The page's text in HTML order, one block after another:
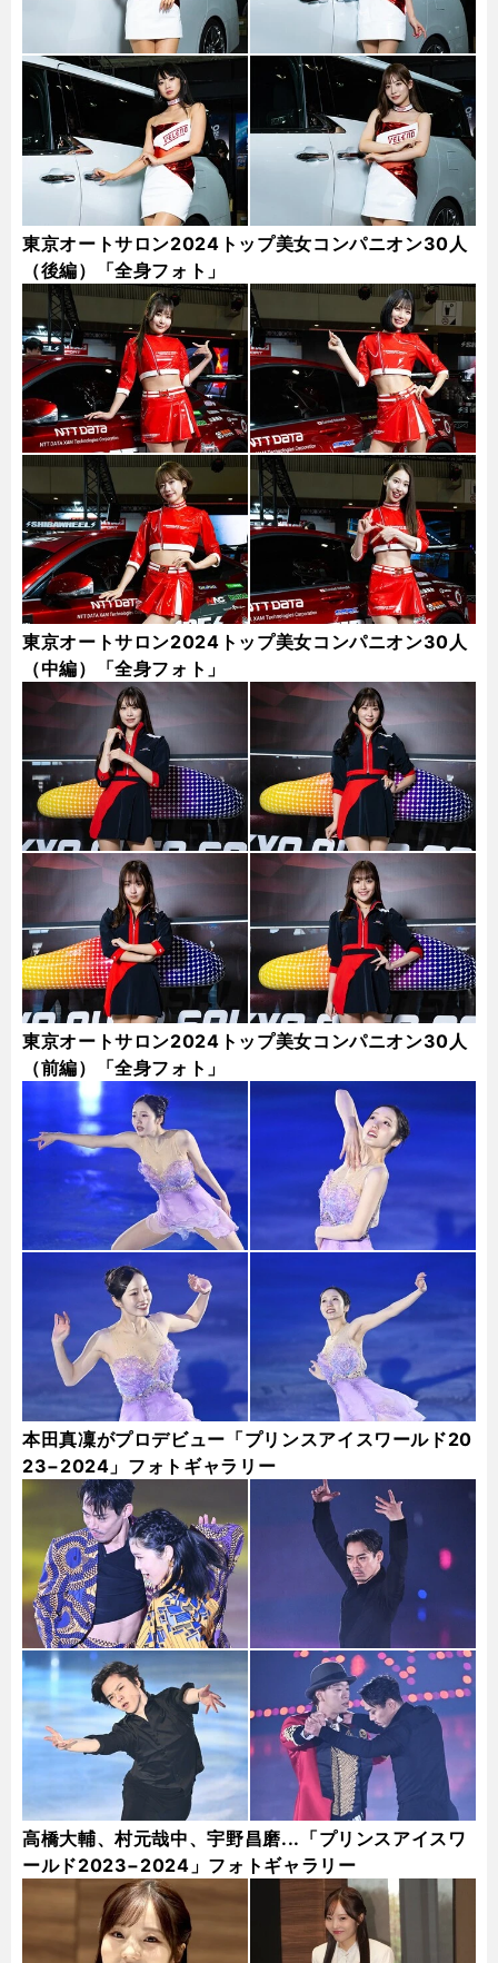
東京オートサロン2024トップ美女コンパニオン30人
（後編）「全身フォト」
東京オートサロン2024トップ美女コンパニオン30人
（中編）「全身フォト」
東京オートサロン2024トップ美女コンパニオン30人
（前編）「全身フォト」
本田真凜がプロデビュー「プリンスアイスワールド20
23−2024」フォトギャラリー
高橋大輔、村元哉中、宇野昌磨...「プリンスアイスワ
ールド2023−2024」フォトギャラリー